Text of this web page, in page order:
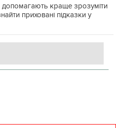
допомагають краще зрозуміти
приховані підказки у